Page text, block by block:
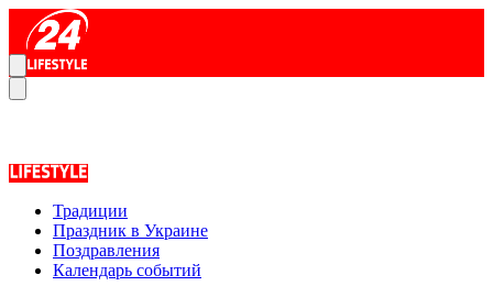
Традиции
Праздник в Украине
Поздравления
Календарь событий